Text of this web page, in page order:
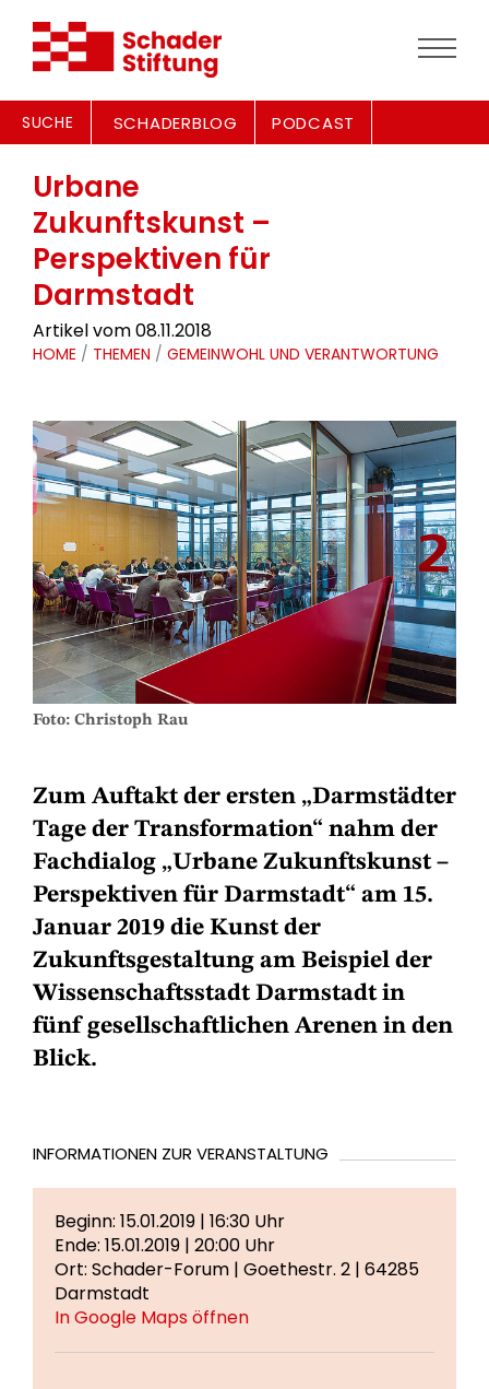
SUCHE SCHADERBLOG PODCAST
Urbane
Zukunftskunst –
Perspektiven für
Darmstadt
Artikel vom 08.11.2018
HOME / THEMEN / GEMEINWOHL UND VERANTWORTUNG
Foto: Christoph Rau
Zum Auftakt der ersten „Darmstädter
Tage der Transformation“ nahm der
Fachdialog „Urbane Zukunftskunst –
Perspektiven für Darmstadt“ am 15.
Januar 2019 die Kunst der
Zukunftsgestaltung am Beispiel der
Wissenschaftsstadt Darmstadt in
fünf gesellschaftlichen Arenen in den
Blick.
INFORMATIONEN ZUR VERANSTALTUNG
Beginn: 15.01.2019 | 16:30 Uhr
Ende: 15.01.2019 | 20:00 Uhr
Ort: Schader-Forum | Goethestr. 2 | 64285
Darmstadt
In Google Maps öffnen